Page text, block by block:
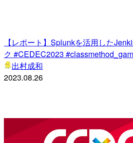
【レポート】Splunkを活用した
ク #CEDEC2023
出村成和
2023.08.26